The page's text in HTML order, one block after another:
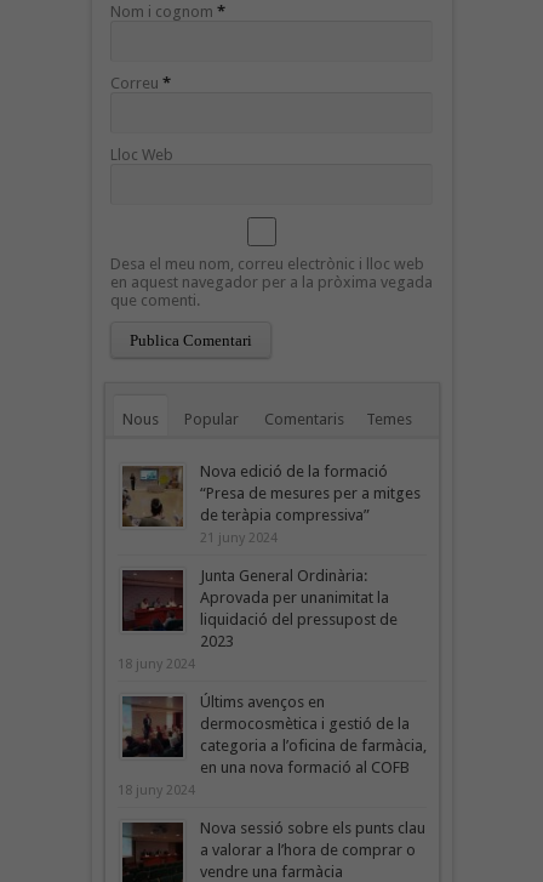
Nom i cognom *
Correu *
Lloc Web
Desa el meu nom, correu electrònic i lloc web
en aquest navegador per a la pròxima vegada
que comenti.
Nous Popular Comentaris Temes
Nova edició de la formació
“Presa de mesures per a mitges
de teràpia compressiva”
21 juny 2024
Junta General Ordinària:
Aprovada per unanimitat la
liquidació del pressupost de
2023
18 juny 2024
Últims avenços en
dermocosmètica i gestió de la
categoria a l’oficina de farmàcia,
en una nova formació al COFB
18 juny 2024
Nova sessió sobre els punts clau
a valorar a l’hora de comprar o
vendre una farmàcia